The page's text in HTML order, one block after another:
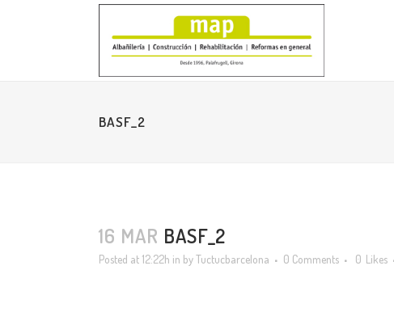
BASF_2
16 MAR BASF_2
Posted at 12:22h in byTuctucbarcelona 0 Comments 0 Likes